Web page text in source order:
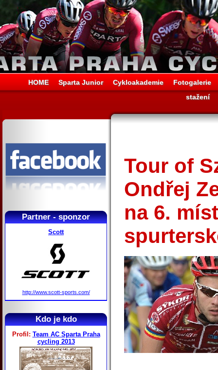
HOME Sparta Junior Cykloakademie
Fotogalerie
stažení
Partner - sponzor
Scott
http://www.scott-sports.com/
Kdo je kdo
Profil: Team AC Sparta Praha
cycling 2013
Tour of
Ondřej
na 6.